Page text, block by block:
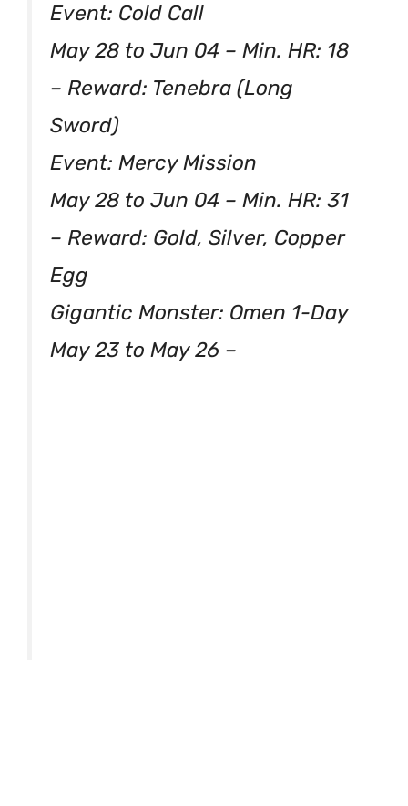
Event: Cold Call
May 28 to Jun 04 – Min. HR: 18
– Reward: Tenebra (Long
Sword)
Event: Mercy Mission
May 28 to Jun 04 – Min. HR: 31
– Reward: Gold, Silver, Copper
Egg
Gigantic Monster: Omen 1-Day
May 23 to May 26 –